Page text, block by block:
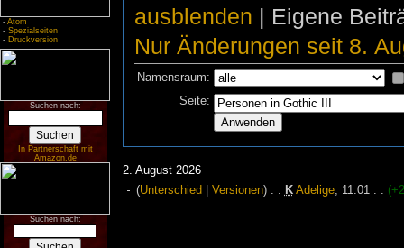
- Atom
- Spezialseiten
- Druckversion
Suchen nach:
In Partnerschaft mit
Amazon.de
Suchen nach:
ausblenden | Eigene
Nur Änderungen seit 8.
Namensraum:
Seite:
2. August 2026
(Unterschied Versionen) K Adelige‎; 11:01